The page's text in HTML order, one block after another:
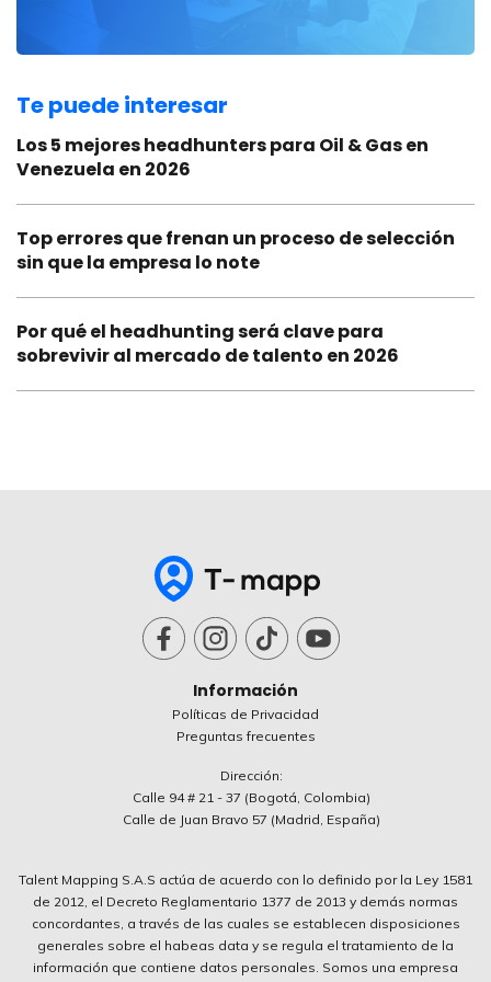
Te puede interesar
Los 5 mejores headhunters para Oil & Gas en
Venezuela en 2026
Top errores que frenan un proceso de selección
sin que la empresa lo note
Por qué el headhunting será clave para
sobrevivir al mercado de talento en 2026
Información
Políticas de Privacidad
Preguntas frecuentes
Dirección:
Calle 94 # 21 - 37 (Bogotá, Colombia)
Calle de Juan Bravo 57 (Madrid, España)
Talent Mapping S.A.S actúa de acuerdo con lo definido por la Ley 1581
de 2012, el Decreto Reglamentario 1377 de 2013 y demás normas
concordantes, a través de las cuales se establecen disposiciones
generales sobre el habeas data y se regula el tratamiento de la
información que contiene datos personales. Somos una empresa